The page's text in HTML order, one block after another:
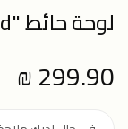
لوحة حائط "Tod"
Regular
price
299.90 ₪